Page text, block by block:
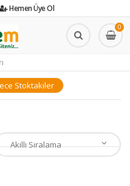
Hemen Üye Ol
0
Stoktakiler